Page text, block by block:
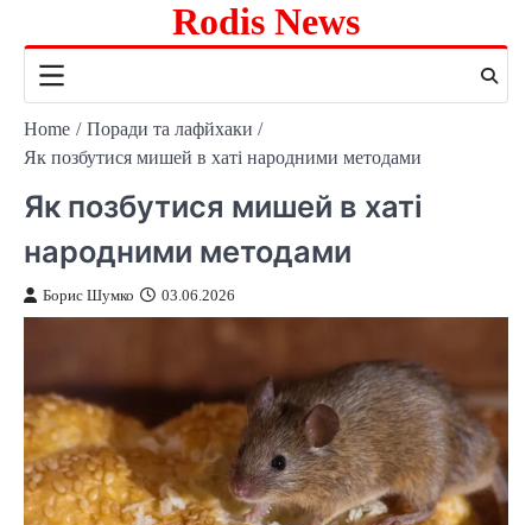
content
Rodis News
Home
Поради та лафйхаки
Як позбутися мишей в хаті народними методами
Як позбутися мишей в хаті
народними методами
Борис Шумко 03.06.2026